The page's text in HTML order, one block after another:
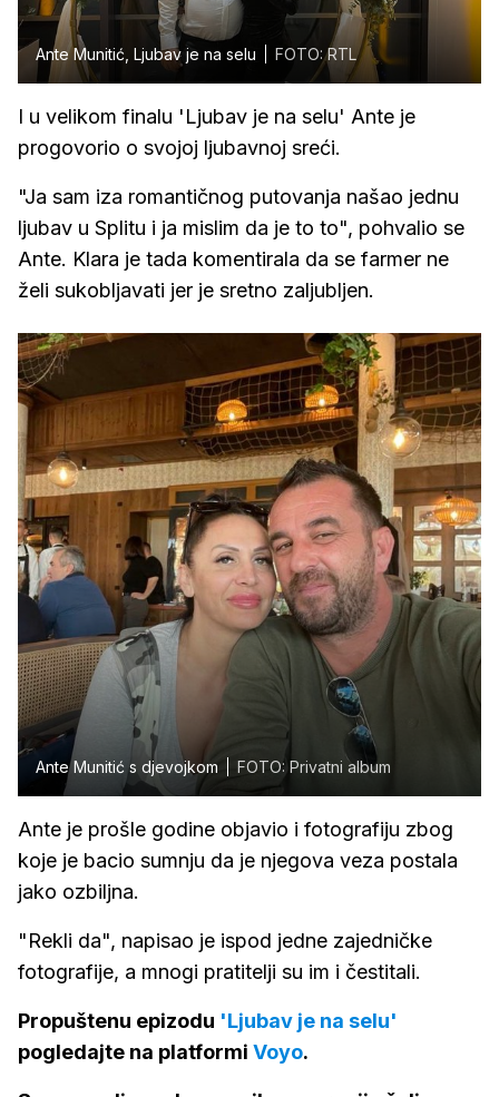
Ante Munitić, Ljubav je na selu FOTO: RTL
I u velikom finalu 'Ljubav je na selu' Ante je
progovorio o svojoj ljubavnoj sreći.
"Ja sam iza romantičnog putovanja našao jednu
ljubav u Splitu i ja mislim da je to to", pohvalio se
Ante. Klara je tada komentirala da se farmer ne
želi sukobljavati jer je sretno zaljubljen.
Ante Munitić s djevojkom FOTO: Privatni album
Ante je prošle godine objavio i fotografiju zbog
koje je bacio sumnju da je njegova veza postala
jako ozbiljna.
"Rekli da", napisao je ispod jedne zajedničke
fotografije, a mnogi pratitelji su im i čestitali.
Propuštenu epizodu 'Ljubav je na selu'
pogledajte na platformi Voyo.